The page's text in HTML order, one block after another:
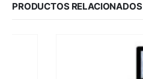
PRODUCTOS RELACIONADOS